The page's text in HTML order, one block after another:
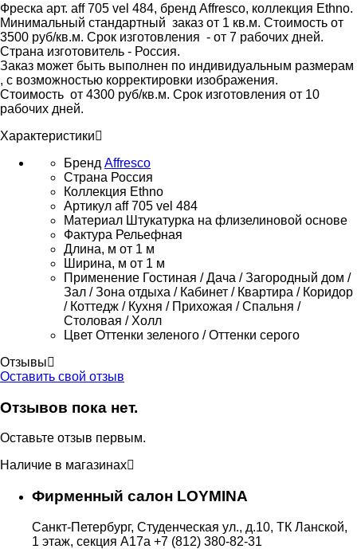
Фреска арт. aff 705 vel 484, бренд Affresco, коллекция Ethno.
Минимальный стандартный заказ от 1 кв.м. Стоимость от
3500 руб/кв.м. Срок изготовления - от 7 рабочих дней.
Страна изготовитель - Россия.
Заказ может быть выполнен по индивидуальным размерам
, с возможностью корректировки изображения.
Стоимость от 4300 руб/кв.м. Срок изготовления от 10
рабочих дней.
Характеристики
Бренд Affresco
Страна Россия
Коллекция Ethno
Артикул aff 705 vel 484
Материал Штукатурка на флизелиновой основе
Фактура Рельефная
Длина, м от 1 м
Ширина, м от 1 м
Применение Гостиная / Дача / Загородный дом /
Зал / Зона отдыха / Кабинет / Квартира / Коридор
/ Коттедж / Кухня / Прихожая / Спальня /
Столовая / Холл
Цвет Оттенки зеленого / Оттенки серого
Отзывы
Оставить свой отзыв
Отзывов пока нет.
Оставьте отзыв первым.
Наличие в магазинах
Фирменный салон LOYMINA
Санкт-Петербург, Студенческая ул., д.10, ТК Ланской,
1 этаж, секция А17а +7 (812) 380-82-31